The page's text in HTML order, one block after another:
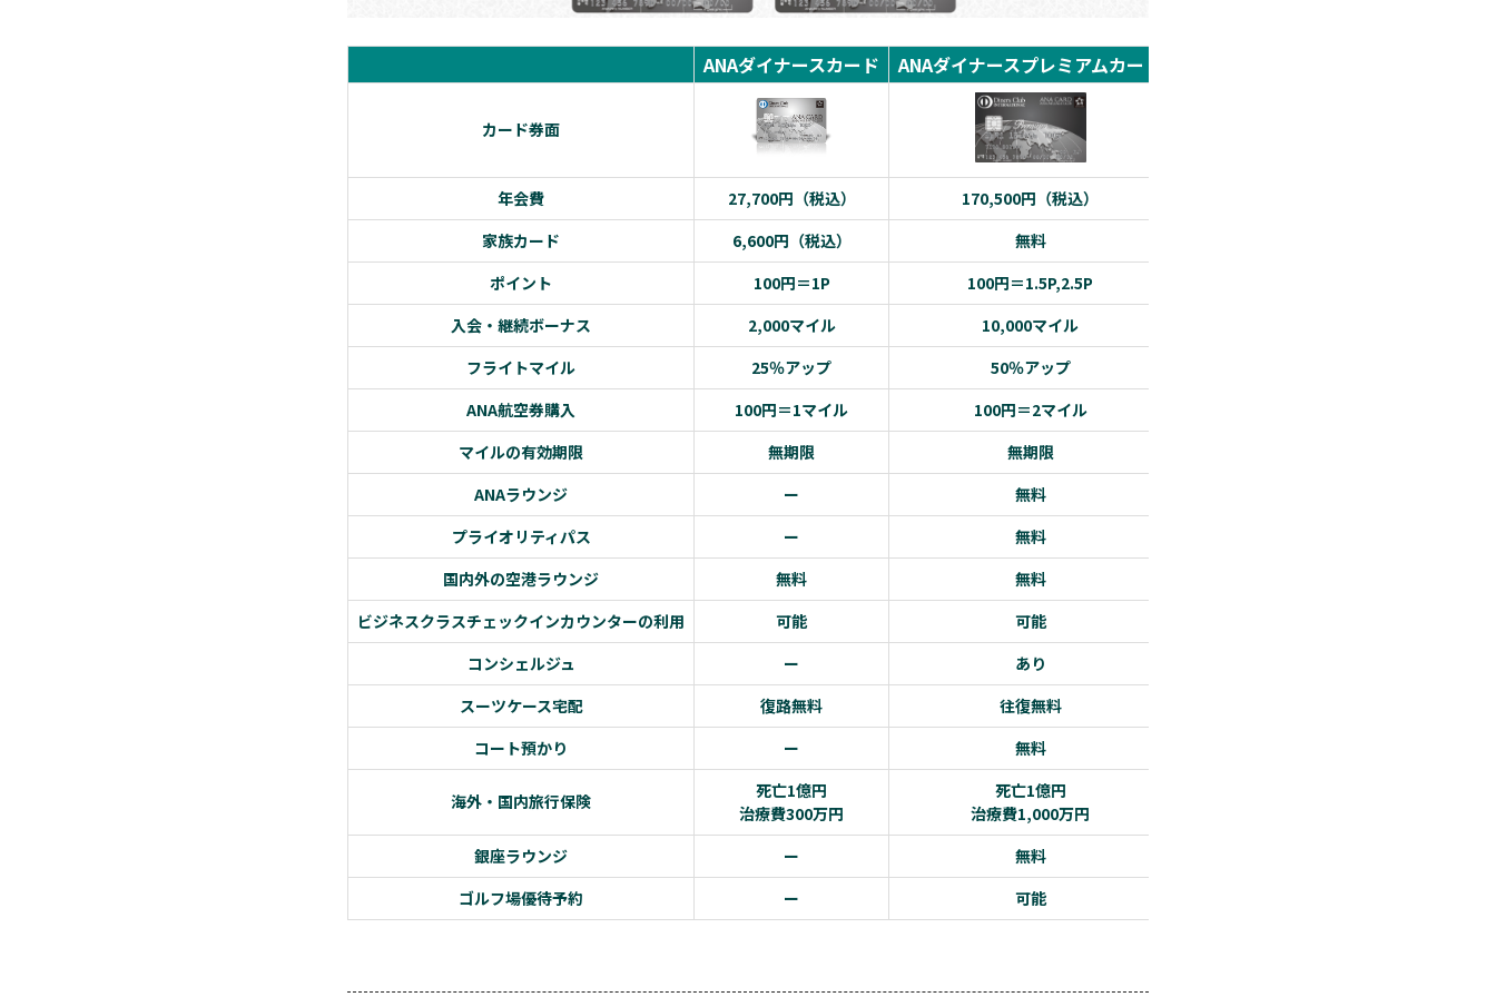
ANAダイナースカード ANAダイナースプレミアムカード
カード券面
年会費 27,700円（税込）
170,500円（税込）
家族カード
6,600円（税込）
無料
ポイント
100円＝1P
100円＝1.5P,2.5P
入会・継続ボーナス
2,000マイル
10,000マイル
フライトマイル
25％アップ
50％アップ
ANA航空券購入
100円＝1マイル
100円＝2マイル
マイルの有効期限
無期限
無期限
ANAラウンジ
ー
無料
プライオリティパス
ー
無料
国内外の空港ラウンジ
無料
無料
ビジネスクラスチェックインカウンターの利用
可能
可能
コンシェルジュ
ー
あり
スーツケース宅配
復路無料
往復無料
コート預かり
ー 無料
海外・国内旅行保険
死亡1億円
治療費300万円
死亡1億円
治療費1,000万円
銀座ラウンジ
ー
無料
ゴルフ場優待予約
ー 可能